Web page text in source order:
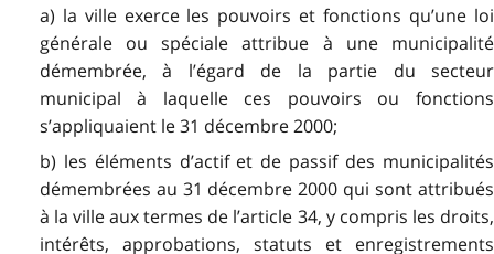
a) la ville exerce les pouvoirs et fonctions qu’une loi
générale ou spéciale attribue à une municipalité
démembrée, à l’égard de la partie du secteur
municipal à laquelle ces pouvoirs ou fonctions
s’appliquaient le 31 décembre 2000;
b) les éléments d’actif et de passif des municipalités
démembrées au 31 décembre 2000 qui sont attribués
à la ville aux termes de l’article 34, y compris les droits,
intérêts, approbations, statuts et enregistrements